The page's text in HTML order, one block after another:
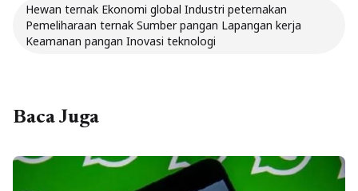
Hewan ternak Ekonomi global Industri peternakan
Pemeliharaan ternak Sumber pangan Lapangan kerja
Keamanan pangan Inovasi teknologi
Baca Juga